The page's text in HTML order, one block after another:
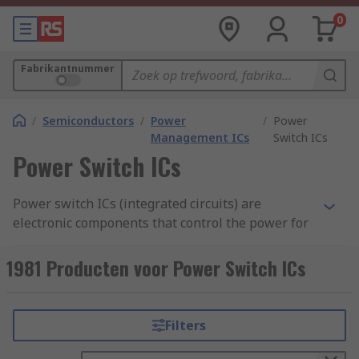
0
Fabrikantnummer
/ Semiconductors / Power
Management ICs
/ Power
Switch ICs
Power Switch ICs
Power switch ICs (integrated circuits) are
electronic components that control the power for
to enable or disable a power rail. Power switches
are often used to control the current to a USB
switches provide protection for circuits which
may experience overload or high operating
1981 Producten voor Power Switch ICs
Filters